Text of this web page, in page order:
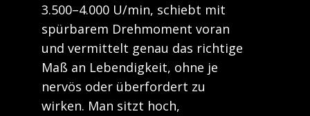
3.500–4.000 U/min, schiebt mit
spürbarem Drehmoment voran
und vermittelt genau das richtige
Maß an Lebendigkeit, ohne je
nervös oder überfordert zu
wirken. Man sitzt hoch,